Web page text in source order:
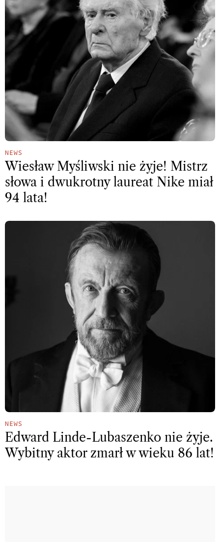
NEWS
Wiesław Myśliwski nie żyje! Mistrz
słowa i dwukrotny laureat Nike miał
94 lata!
NEWS
Edward Linde-Lubaszenko nie żyje.
Wybitny aktor zmarł w wieku 86 lat!